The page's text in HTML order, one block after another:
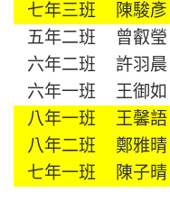
七年三班
陳駿彥
五年二班
曾叡瑩
六年二班
許羽晨
六年一班
王御如
八年一班
王馨語
八年二班
鄭雅晴
七年一班
陳子晴